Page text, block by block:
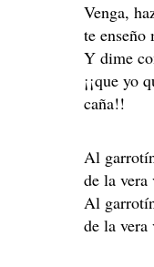
Venga,
te enseño
Y dime
¡¡que yo
caña!!
Al
de la vera
Al
de la vera